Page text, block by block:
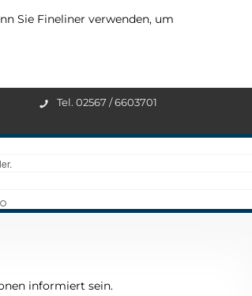
Sie Fineliner verwenden, um
Tel. 02567 / 6603701
informiert sein.